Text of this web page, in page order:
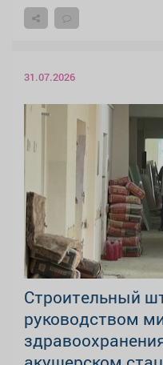
31.07.2026
Строительный
руководством